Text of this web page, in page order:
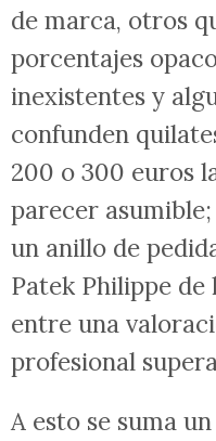
de marca, otros
porcentajes
inexistentes y
confunden
200 o 300 euros
parecer
un anillo de
Patek Philippe de
entre una
profesional
A esto se suma